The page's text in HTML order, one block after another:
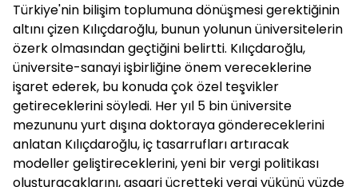
Türkiye'nin bilişim toplumuna dönüşmesi gerektiğinin
altını çizen Kılıçdaroğlu, bunun yolunun üniversitelerin
özerk olmasından geçtiğini belirtti. Kılıçdaroğlu,
üniversite-sanayi işbirliğine önem vereceklerine
işaret ederek, bu konuda çok özel teşvikler
getireceklerini söyledi. Her yıl 5 bin üniversite
mezununu yurt dışına doktoraya göndereceklerini
anlatan Kılıçdaroğlu, iç tasarrufları artıracak
modeller geliştireceklerini, yeni bir vergi politikası
oluşturacaklarını, asgari ücretteki vergi yükünü yüzde